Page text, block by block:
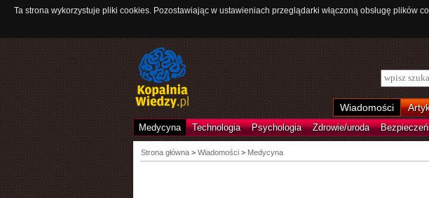
Ta strona wykorzystuje pliki cookies. Pozostawiając w ustawieniach przeglądarki włączoną obsługę
Wiadomości
Medycyna Technologia Psychologia Zdrowie/uroda
Strona główna> Wiadomości > Medycyna